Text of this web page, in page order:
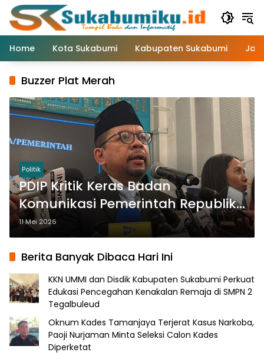
Langsung
konten
Home
Kota Sukabumi Kabupaten Sukabumi
Buzzer Plat Merah
Politik
PDIP Kritik Keras Badan
Komunikasi Pemerintah Republik
Indonesia, Sebut Strategi Qodari
“Blunder dan Amatir”
11 Mei 2026
Berita Banyak Dibaca Hari Ini
KKN UMMI dan Disdik Kabupaten Sukabumi Perkuat
Edukasi Pencegahan Kenakalan Remaja di SMPN 2
Tegalbuleud
Oknum Kades Tamanjaya Terjerat Kasus Narkoba,
Paoji Nurjaman Minta Seleksi Calon Kades
Diperketat